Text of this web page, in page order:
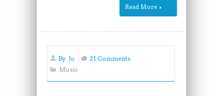
Read More
By Jo
21 Comments.
Music